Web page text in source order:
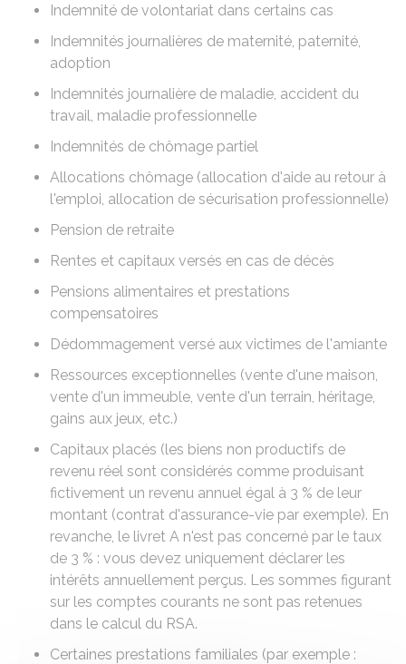
Indemnité de volontariat dans certains cas
Indemnités journalières de maternité, paternité,
adoption
Indemnités journalière de maladie, accident du
travail, maladie professionnelle
Indemnités de chômage partiel
Allocations chômage (allocation d'aide au retour à
l'emploi, allocation de sécurisation professionnelle)
Pension de retraite
Rentes et capitaux versés en cas de décès
Pensions alimentaires et prestations
compensatoires
Dédommagement versé aux victimes de l'amiante
Ressources exceptionnelles (vente d'une maison,
vente d'un immeuble, vente d'un terrain, héritage,
gains aux jeux, etc.)
Capitaux placés (les biens non productifs de
revenu réel sont considérés comme produisant
fictivement un revenu annuel égal à 3 % de leur
montant (contrat d'assurance-vie par exemple). En
revanche, le livret A n'est pas concerné par le taux
de 3 % : vous devez uniquement déclarer les
intérêts annuellement perçus. Les sommes figurant
sur les comptes courants ne sont pas retenues
dans le calcul du RSA.
Certaines prestations familiales (par exemple :